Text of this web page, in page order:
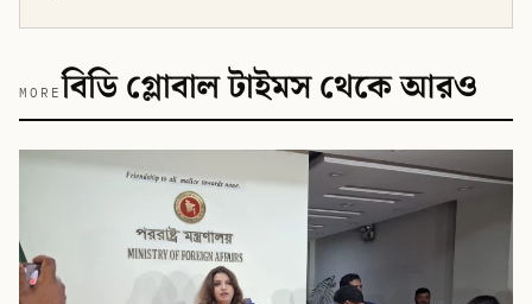
MOREবিডি গ্লোবাল টাইমস থেকে আরও